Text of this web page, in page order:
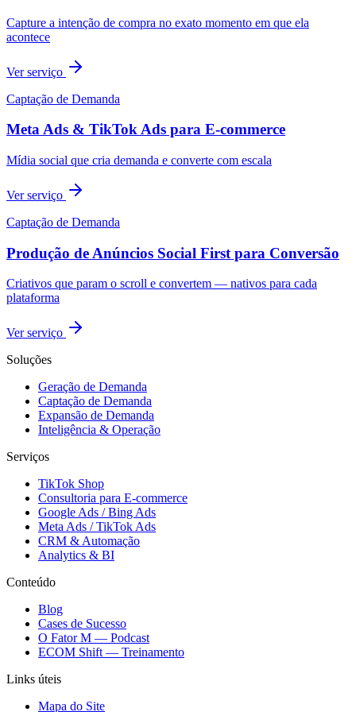
Capture a intenção de compra no exato momento em que ela
acontece
Ver serviço
Captação de Demanda
Meta Ads & TikTok Ads para E-commerce
Mídia social que cria demanda e converte com escala
Ver serviço
Captação de Demanda
Produção de Anúncios Social First para Conversão
Criativos que param o scroll e convertem — nativos para cada
plataforma
Ver serviço
Soluções
Geração de Demanda
Captação de Demanda
Expansão de Demanda
Inteligência & Operação
Serviços
TikTok Shop
Consultoria para E-commerce
Google Ads / Bing Ads
Meta Ads / TikTok Ads
CRM & Automação
Analytics & BI
Conteúdo
Blog
Cases de Sucesso
O Fator M — Podcast
ECOM Shift — Treinamento
Links úteis
Mapa do Site